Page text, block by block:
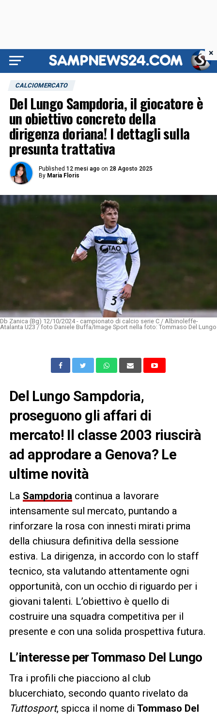
CALCIOMERCATO
Del Lungo Sampdoria, il giocatore è
un obiettivo concreto della
dirigenza doriana! I dettagli sulla
presunta trattativa
Published 12 mesi ago on 28 Agosto 2025
By Maria Floris
Db Zanica (Bg) 12/10/2024 - campionato di calcio serie C / Albinoleffe-
Atalanta U23 / foto Daniele Buffa/Image Sport nella foto: Tommaso Del Lungo
Del Lungo Sampdoria,
proseguono gli affari di
mercato! Il classe 2003 riuscirà
ad approdare a Genova? Le
ultime novità
La Sampdoriacontinua a lavorare
intensamente sul mercato, puntando a
rinforzare la rosa con innesti mirati prima
della chiusura definitiva della sessione
estiva. La dirigenza, in accordo con lo staff
tecnico, sta valutando attentamente ogni
opportunità, con un occhio di riguardo per i
giovani talenti. L’obiettivo è quello di
costruire una squadra competitiva per il
presente e con una solida prospettiva futura.
L’interesse per Tommaso Del Lungo
Tra i profili che piacciono al club
blucerchiato, secondo quanto rivelato da
Tuttosport, spicca il nome di Tommaso Del
×